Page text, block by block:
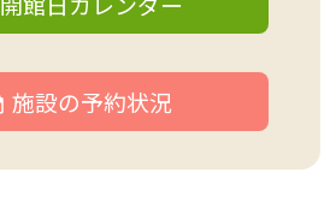
施設の予約状況